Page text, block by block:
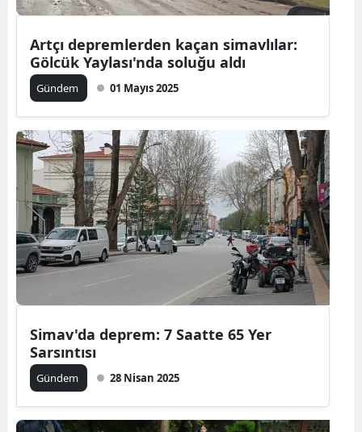
Artçı depremlerden kaçan simavlılar:
Gölcük Yaylası'nda soluğu aldı
Gündem 01 Mayıs 2025
Simav'da deprem: 7 Saatte 65 Yer
Sarsıntısı
Gündem 28 Nisan 2025